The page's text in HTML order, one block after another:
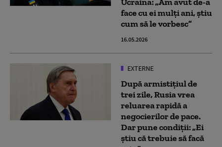
face cu ei mulți ani, știu
cum să le vorbesc”
16.05.2026
EXTERNE
După armistițiul de
trei zile, Rusia vrea
reluarea rapidă a
negocierilor de pace.
Dar pune condiții: „Ei
ştiu că trebuie să facă